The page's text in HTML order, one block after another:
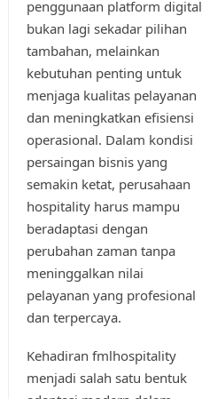
penggunaan platform digital
bukan lagi sekadar pilihan
tambahan, melainkan
kebutuhan penting untuk
menjaga kualitas pelayanan
dan meningkatkan efisiensi
operasional. Dalam kondisi
persaingan bisnis yang
semakin ketat, perusahaan
hospitality harus mampu
beradaptasi dengan
perubahan zaman tanpa
meninggalkan nilai
pelayanan yang profesional
dan terpercaya.
Kehadiran fmlhospitality
menjadi salah satu bentuk